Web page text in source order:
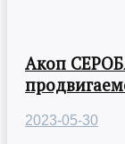
Акоп
2023-05-30